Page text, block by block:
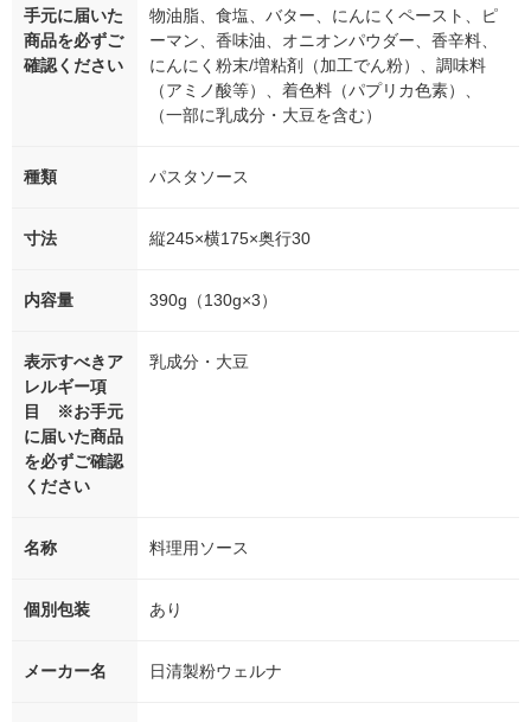
手元に届いた
商品を必ずご
確認ください
物油脂、食塩、バター、にんにくペースト、ピ
ーマン、香味油、オニオンパウダー、香辛料、
にんにく粉末/増粘剤（加工でん粉）、調味料
（アミノ酸等）、着色料（パプリカ色素）、
（一部に乳成分・大豆を含む）
種類 パスタソース
寸法 縦245×横175×奥行30
内容量 390g（130g×3）
表示すべきア
レルギー項
目 ※お手元
に届いた商品
を必ずご確認
ください
乳成分・大豆
名称 料理用ソース
個別包装 あり
メーカー名 日清製粉ウェルナ